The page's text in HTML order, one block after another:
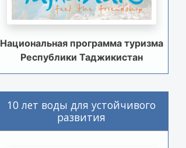
Национальная программа туризма
Республики Таджикистан
10 лет воды для устойчивого
развития